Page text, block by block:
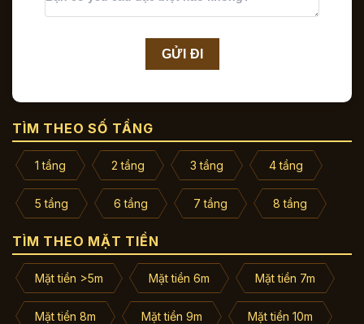
TÌM THEO SỐ TẦNG
1 tầng 2 tầng 3 tầng 4 tầng
5 tầng 6 tầng 7 tầng 8 tầng
TÌM THEO MẶT TIỀN
Mặt tiền >5m Mặt tiền 6m Mặt tiền 7m
Mặt tiền 8m Mặt tiền 9m Mặt tiền 10m